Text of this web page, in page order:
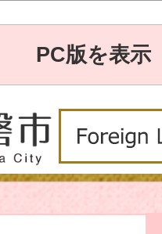
PC版を表示